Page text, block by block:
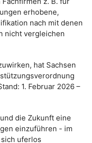
erhobene,
nach mit denen
nicht vergleichen
hat Sachsen
1. Februar 2026 –
die Zukunft eine
einzuführen - im
uferlos